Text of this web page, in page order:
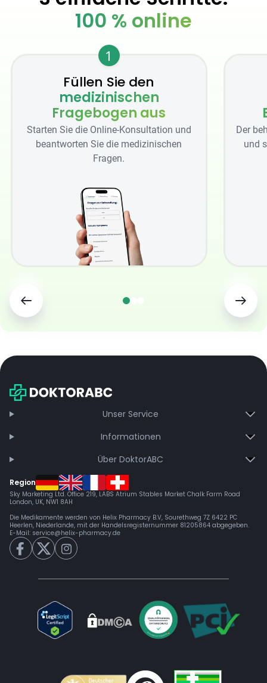
100 % online
1
Füllen Sie den
medizinischen
Fragebogen aus
Starten Sie die Online-Konsultation und
beantworten Sie die medizinischen
Fragen.
Der
und
Unser Service
Informationen
Über DoktorABC
Region
Sky Marketing Ltd. Office 219, LABS Atrium Stables Market Chalk Farm Road
London, UK, NW1 8AH
Die Medikamente werden von Helix Pharmacy B.V, Sourethweg 7Z 6422 PC
Heerlen, Niederlande, mit der Handelsregisternummer 81205864 abgegeben.
E-Mail: service@helix-pharmacy.de